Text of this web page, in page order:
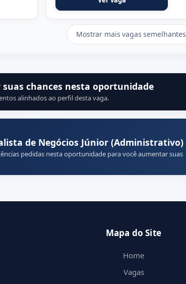
Mostrar mais vagas semelhantes
chances nesta oportunidade
alinhados ao perfil desta vaga.
de Negócios Júnior (Administrativo)
pedidas nesta oportunidade para você aumentar suas
Mapa do Site
Home
Vagas